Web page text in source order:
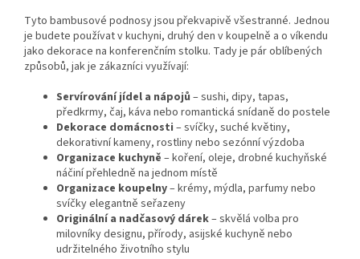
Tyto bambusové podnosy jsou překvapivě všestranné. Jednou
je budete používat v kuchyni, druhý den v koupelně a o víkendu
jako dekorace na konferenčním stolku. Tady je pár oblíbených
způsobů, jak je zákazníci využívají:
Servírování jídel a nápojů – sushi, dipy, tapas,
předkrmy, čaj, káva nebo romantická snídaně do postele
Dekorace domácnosti – svíčky, suché květiny,
dekorativní kameny, rostliny nebo sezónní výzdoba
Organizace kuchyně – koření, oleje, drobné kuchyňské
náčiní přehledně na jednom místě
Organizace koupelny– krémy, mýdla, parfumy nebo
svíčky elegantně seřazeny
Originální a nadčasový dárek– skvělá volba pro
milovníky designu, přírody, asijské kuchyně nebo
udržitelného životního stylu